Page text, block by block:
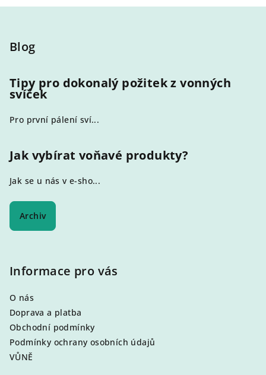
Blog
Tipy pro dokonalý požitek z vonných
svíček
Pro první pálení sví...
Jak vybírat voňavé produkty?
Jak se u nás v e-sho...
Archiv
Informace pro vás
O nás
Doprava a platba
Obchodní podmínky
Podmínky ochrany osobních údajů
VŮNĚ